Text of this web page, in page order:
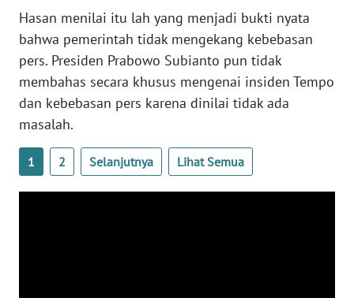
Hasan menilai itu lah yang menjadi bukti nyata
bahwa pemerintah tidak mengekang kebebasan
pers. Presiden Prabowo Subianto pun tidak
membahas secara khusus mengenai insiden Tempo
dan kebebasan pers karena dinilai tidak ada
masalah.
1 2 Selanjutnya Lihat Semua
RIAU
WN
SERAMBI
WN